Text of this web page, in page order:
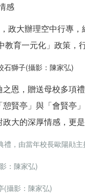
感
政大辦理空中行專
育一元化」政策，
石獅子(攝影：陳家弘)
恩，贈送母校多項
賢亭」與「會賢亭
大的深厚情感，更
，由當年校長歐陽勛
：陳家弘)
(攝影：陳家弘)